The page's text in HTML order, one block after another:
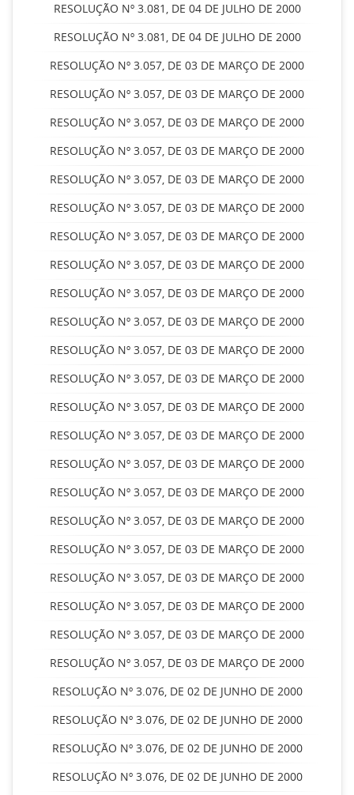
RESOLUÇÃO Nº 3.081, DE 04 DE JULHO DE 2000
RESOLUÇÃO Nº 3.081, DE 04 DE JULHO DE 2000
RESOLUÇÃO Nº 3.057, DE 03 DE MARÇO DE 2000
RESOLUÇÃO Nº 3.057, DE 03 DE MARÇO DE 2000
RESOLUÇÃO Nº 3.057, DE 03 DE MARÇO DE 2000
RESOLUÇÃO Nº 3.057, DE 03 DE MARÇO DE 2000
RESOLUÇÃO Nº 3.057, DE 03 DE MARÇO DE 2000
RESOLUÇÃO Nº 3.057, DE 03 DE MARÇO DE 2000
RESOLUÇÃO Nº 3.057, DE 03 DE MARÇO DE 2000
RESOLUÇÃO Nº 3.057, DE 03 DE MARÇO DE 2000
RESOLUÇÃO Nº 3.057, DE 03 DE MARÇO DE 2000
RESOLUÇÃO Nº 3.057, DE 03 DE MARÇO DE 2000
RESOLUÇÃO Nº 3.057, DE 03 DE MARÇO DE 2000
RESOLUÇÃO Nº 3.057, DE 03 DE MARÇO DE 2000
RESOLUÇÃO Nº 3.057, DE 03 DE MARÇO DE 2000
RESOLUÇÃO Nº 3.057, DE 03 DE MARÇO DE 2000
RESOLUÇÃO Nº 3.057, DE 03 DE MARÇO DE 2000
RESOLUÇÃO Nº 3.057, DE 03 DE MARÇO DE 2000
RESOLUÇÃO Nº 3.057, DE 03 DE MARÇO DE 2000
RESOLUÇÃO Nº 3.057, DE 03 DE MARÇO DE 2000
RESOLUÇÃO Nº 3.057, DE 03 DE MARÇO DE 2000
RESOLUÇÃO Nº 3.057, DE 03 DE MARÇO DE 2000
RESOLUÇÃO Nº 3.057, DE 03 DE MARÇO DE 2000
RESOLUÇÃO Nº 3.057, DE 03 DE MARÇO DE 2000
RESOLUÇÃO Nº 3.076, DE 02 DE JUNHO DE 2000
RESOLUÇÃO Nº 3.076, DE 02 DE JUNHO DE 2000
RESOLUÇÃO Nº 3.076, DE 02 DE JUNHO DE 2000
RESOLUÇÃO Nº 3.076, DE 02 DE JUNHO DE 2000